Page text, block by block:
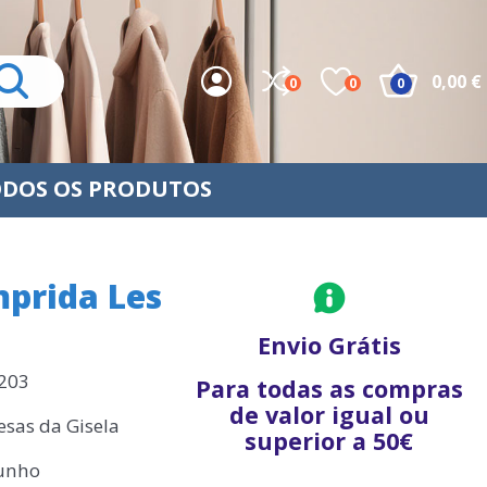
0 0 0,00 €
0
OS PRODUTOS
Les
da Gisela
Envio Grátis
Para todas as compras
de valor igual ou
superior a 50€